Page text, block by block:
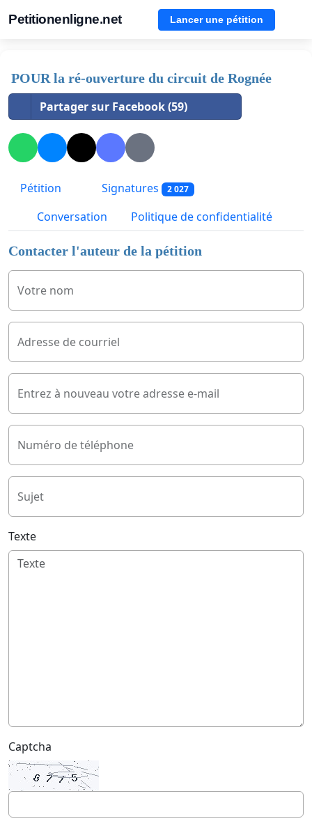
Petitionenligne.net Lancer une pétition
POUR la ré-ouverture du circuit de Rognée
Partager sur Facebook (59)
Pétition Signatures 2 027
Conversation Politique de confidentialité
Contacter l'auteur de la pétition
Votre nom
Adresse de courriel
Entrez à nouveau votre adresse e-mail
Numéro de téléphone
Sujet
Texte
Captcha